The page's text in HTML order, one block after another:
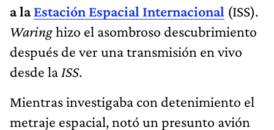
a laEstación Espacial Internacional (ISS).
Waringhizo el asombroso descubrimiento
después de ver una transmisión en vivo
desde la ISS.
Mientras investigaba con detenimiento el
metraje espacial, notó un presunto avión